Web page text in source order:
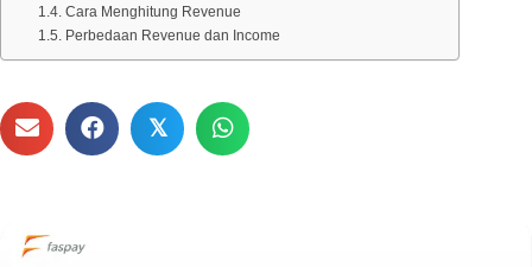
Cara Menghitung Revenue
Perbedaan Revenue dan Income
𝕏